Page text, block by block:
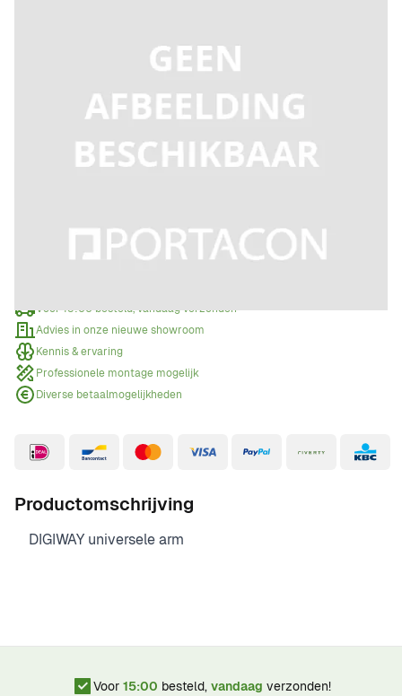
Incl. BTW
€ 318,23
Offerte aanvragen
Wanneer een offerte aanvragen?
Voor 15:00 besteld, vandaag verzonden
Advies in onze nieuwe showroom
Kennis & ervaring
Professionele montage mogelijk
Diverse betaalmogelijkheden
Productomschrijving
DIGIWAY universele arm
Voor 15:00 besteld, vandaag verzonden!